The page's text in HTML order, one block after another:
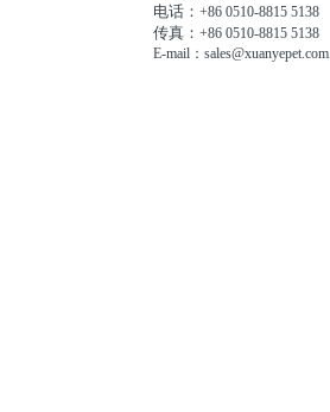
电话： +86 0510-8815 5138
传真： +86 0510-8815 5138
E-mail：sales@xuanyepet.com